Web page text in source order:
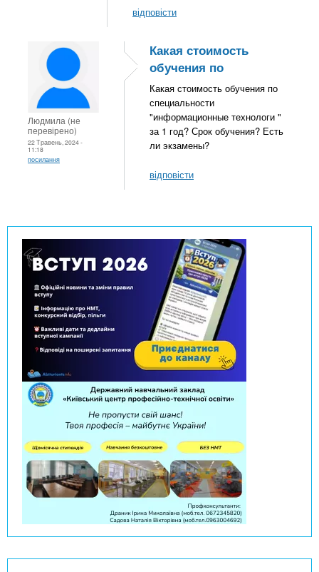
відповісти
Людмила (не
перевірено)
22 Травень, 2024 -
11:18
посилання
Какая стоимость
обучения по
Какая стоимость обучения по
специальности
"информационные технологи "
за 1 год? Срок обучения? Есть
ли экзамены?
відповісти